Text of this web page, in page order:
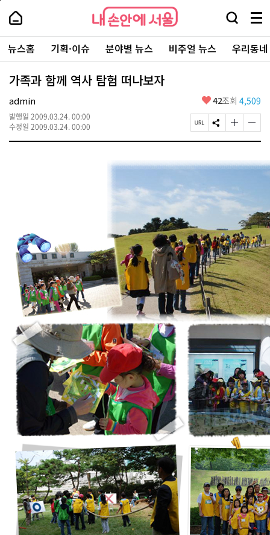
본
로
가
내
손
안
에
서
울
-
서
울
시
대
표
소
내
손
에
울
검
창
열
기
메
뉴
전
체
보
주
요
서
뉴스홈 기획·이슈 분야별 뉴스 비주얼 뉴스 우리동
가족과 함께 역사 탐험 떠나보자
admin
발행일 2009.03.24. 00:00
수정일 2009.03.24. 00:00
좋
요
42조회 4,509
페
이
R
복
사
S
N
유
기
글
자
크
변
경
하
기
글
자
작
하
기
페
상
단
로